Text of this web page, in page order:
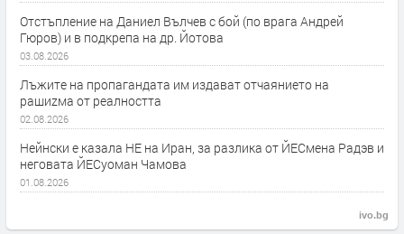
Отстъпление на Даниел Вълчев с бой (по врага Андрей
Гюров) и в подкрепа на др. Йотова
03.08.2026
Лъжите на пропагандата им издават отчаянието на
рашиzма от реалността
02.08.2026
Нейнски е казала НЕ на Иран, за разлика от ЙЕСмена Радэв и
неговата ЙЕСуоман Чамова
01.08.2026
ivo.bg